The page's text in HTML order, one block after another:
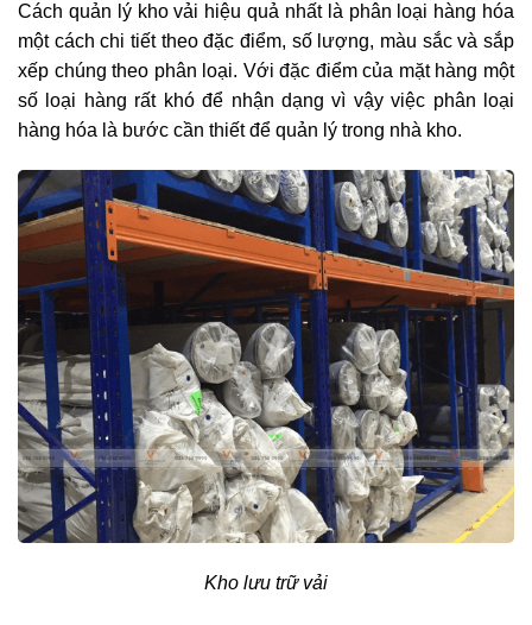
Cách quản lý kho vải hiệu quả nhất là phân loại hàng hóa
một cách chi tiết theo đặc điểm, số lượng, màu sắc và sắp
xếp chúng theo phân loại. Với đặc điểm của mặt hàng một
số loại hàng rất khó để nhận dạng vì vậy việc phân loại
hàng hóa là bước cần thiết để quản lý trong nhà kho.
Kho lưu trữ vải